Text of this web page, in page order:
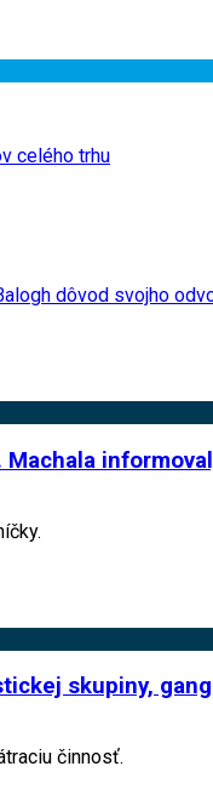
celého trhu
dôvod svojho
skupiny,
činnosť.